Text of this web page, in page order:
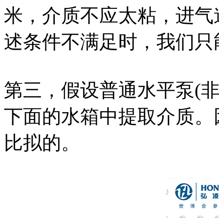
米，介质不应太粘，进
述条件不满足时，我们
第三，假设普通水平泵(
下面的水箱中提取介质
比拟的。